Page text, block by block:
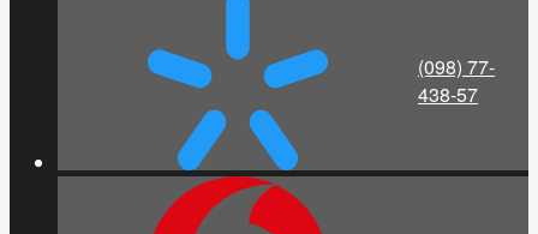
(098) 77-
438-57